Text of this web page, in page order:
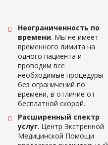
Неограниченность по
времени. Мы не имеет
временного лимита на
одного пациента и
проводим все
необходимые процедуры
без ограничений по
времени, в отличие от
бесплатной скорой.
Расширенный спектр
услуг. Центр Экстренной
Медицинской Помощи